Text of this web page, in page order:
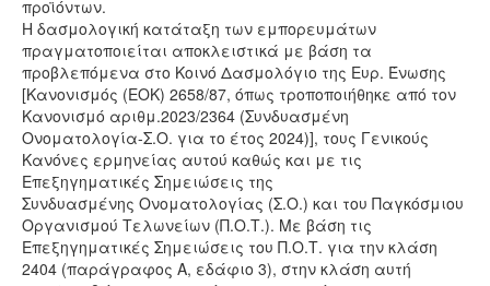
προϊόντων.
Η δασμολογική κατάταξη των εμπορευμάτων
πραγματοποιείται αποκλειστικά με βάση τα
προβλεπόμενα στο Κοινό Δασμολόγιο της Ευρ. Ένωσης
[Κανονισμός (ΕΟΚ) 2658/87, όπως τροποποιήθηκε από τον
Κανονισμό αριθμ.2023/2364 (Συνδυασμένη
Ονοματολογία-Σ.Ο. για το έτος 2024)], τους Γενικούς
Κανόνες ερμηνείας αυτού καθώς και με τις
Επεξηγηματικές Σημειώσεις της
Συνδυασμένης Ονοματολογίας (Σ.Ο.) και του Παγκόσμιου
Οργανισμού Τελωνείων (Π.Ο.Τ.). Με βάση τις
Επεξηγηματικές Σημειώσεις του Π.Ο.Τ. για την κλάση
2404 (παράγραφος Α, εδάφιο 3), στην κλάση αυτή